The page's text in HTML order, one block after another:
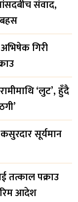
संवाद,
गिरी
‘लुट’, हुँदै
सूर्यमान
तत्काल पक्राउ
आदेश